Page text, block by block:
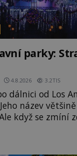
parky:
4.8.2026 3.2TIS
dálnici od Los
název
když se zmíní
vyroste na
sadu